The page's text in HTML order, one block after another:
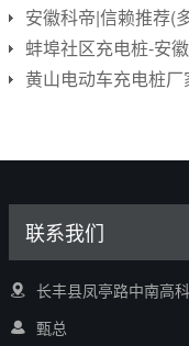
安徽科帝|信赖推荐(
蚌埠社区充电桩-安
黄山电动车充电桩
联系我们
长丰县凤亭路中南高
甄总